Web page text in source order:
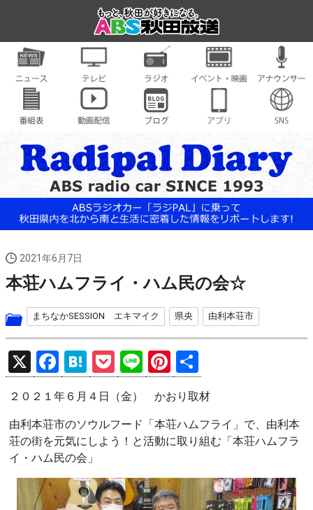
2021年6月7日
本荘ハムフライ・ハム民の会☆
まちなかSESSION エキマイク 県央 由利本荘市
X
F
a
ce
b
o
o
k
H
at
e
n
a
P
o
ck
et
Li
n
Pi
nt
er
es
t
有
２０２１年６月４日（金） かおり取材
由利本荘市のソウルフード「本荘ハムフライ」で、由利本
荘の街を元気にしよう！と活動に取り組む「本荘ハムフラ
イ・ハム民の会」